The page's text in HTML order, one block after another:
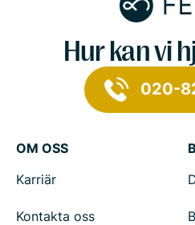
Hur kan vi
020-
OM OSS
Karriär
Kontakta oss